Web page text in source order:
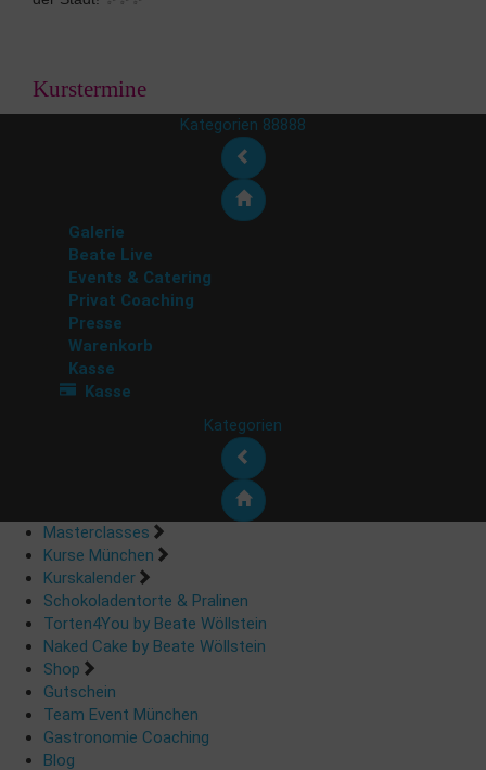
Kurstermine
Kategorien 88888
Galerie
Beate Live
Events & Catering
Privat Coaching
Presse
Warenkorb
Kasse
Kasse
Kategorien
Masterclasses
Kurse München
Kurskalender
Schokoladentorte & Pralinen
Torten4You by Beate Wöllstein
Naked Cake by Beate Wöllstein
Shop
Gutschein
Team Event München
Gastronomie Coaching
Blog